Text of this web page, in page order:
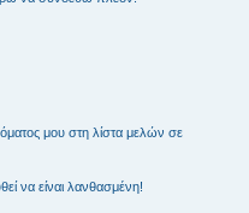
μου στη λίστα μελών σε
να είναι λανθασμένη!